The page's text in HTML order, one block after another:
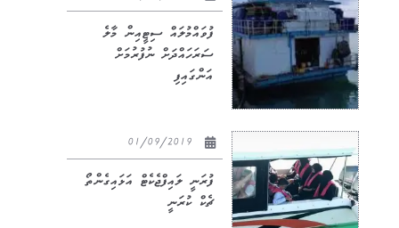
ފުވައްމުލައް ސިޓީއިން މާލެ
ސަރަހައްދަށް ނުފުރުމަށް
އަންގައިފި
ފުރަނީ ލައިފްޖެކެޓް އަޅައިގެންތޯ
ޗެކް ކުރަނީ